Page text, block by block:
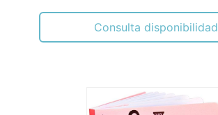
Consulta disponibilidad